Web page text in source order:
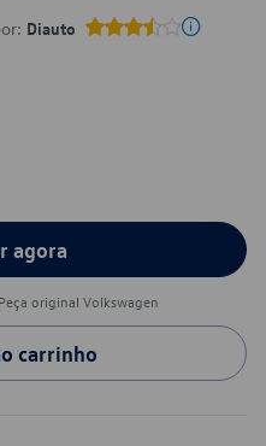
Diauto
agora
Peça original Volkswagen
carrinho